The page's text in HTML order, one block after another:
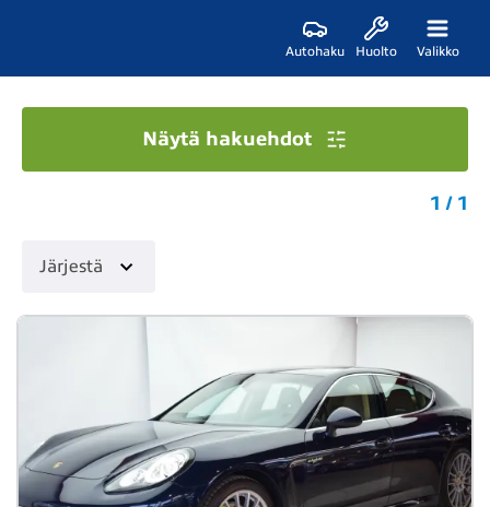
Autohaku Huolto Valikko
Näytä hakuehdot
1 / 1
Järjestä